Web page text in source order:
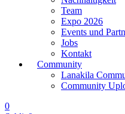
Team
Expo 2026
Events und
Jobs
Kontakt
Community
Lanakila
Community
0